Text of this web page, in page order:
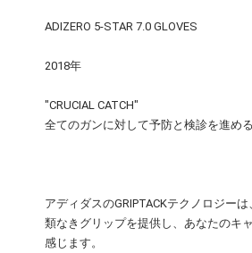
ADIZERO 5-STAR 7.0 GLOVES
2018年
"CRUCIAL CATCH"
全てのガンに対して予防と検診を進め
アディダスのGRIPTACKテクノロジー
類なきグリップを提供し、あなたのキ
感じます。